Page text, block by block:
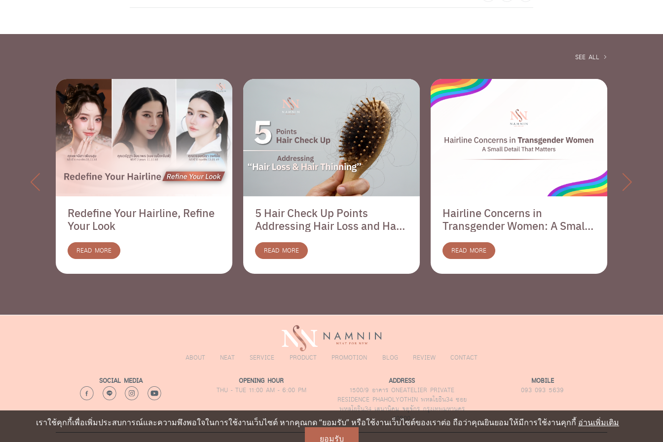
SEE ALL 
Redefine Your Hairline, Refine
Your Look
READ MORE
5 Hair Check Up Points
Addressing Hair Loss and Hair
Thinning
READ MORE
Hairline Concerns in
Transgender Women: A Small
Detail That Matters
READ MORE
ABOUT NEAT SERVICE PRODUCT PROMOTION BLOG REVIEW CONTACT
SOCIAL MEDIA
OPENING HOUR
THU - TUE 11:00 AM - 6:00 PM
ADDRESS
1500/9 อาคาร ONEATELIER PRIVATE
RESIDENCE PHAHOLYOTHIN พหลโยธิน34 ซอย
พหลโยธิน34 เสนานิคม จตุจักร กรุงเทพมหานคร
10900
MOBILE
093 093 5639
เราใช้คุกกี้เพื่อเพิ่มประสบการณ์และความพึงพอใจในการใช้งานเว็บไซต์ หากคุณกด “ยอมรับ” หรือใช้งานเว็บไซต์ของเราต่อ ถือว่าคุณยินยอมให้มีการใช้งานคุกกี้ อ่านเพิ่มเติม
ยอมรับ